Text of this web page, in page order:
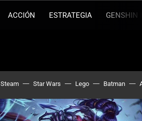
ACCIÓN ESTRATEGIA GENSHIN
Steam Star Wars Lego Batman